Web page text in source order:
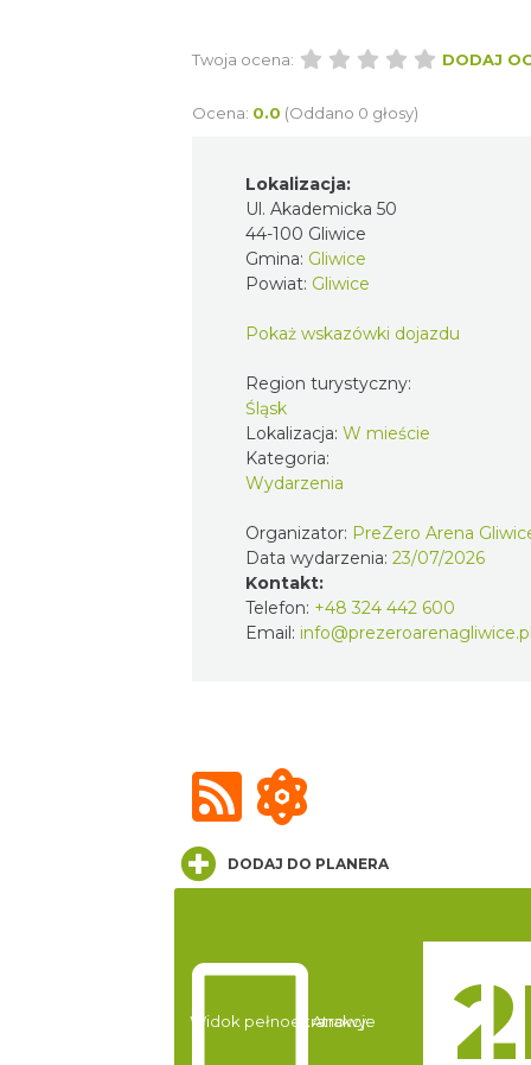
Twoja ocena: DODAJ
Ocena: 0.0 (Oddano 0 głosy)
Lokalizacja:
Ul. Akademicka 50
44-100 Gliwice
Gmina: Gliwice
Powiat: Gliwice
Pokaż wskazówki dojazdu
Region turystyczny:
Śląsk
Lokalizacja: W mieście
Kategoria:
Wydarzenia
Organizator: PreZero Arena
Data wydarzenia: 23/07/2026
Kontakt:
Telefon: +48 324 442 600
Email:
DODAJ DO PLANERA
Widok pełnoekranowy:
Atrakcje